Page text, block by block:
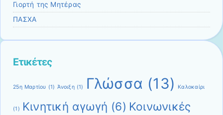
Γιορτή της Μητέρας
ΠΑΣΧΑ
Ετικέτες
25η Μαρτίου (1) Άνοιξη(1) Γλώσσα (13) Καλοκαίρι
(1) Κινητική αγωγή (6) Κοινωνικές